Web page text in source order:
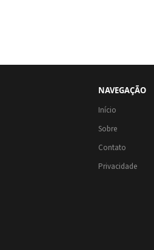
NAVEGAÇÃO
Início
Sobre
Contato
Privacidade